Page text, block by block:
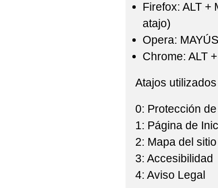
Firefox: ALT +
atajo)
Opera:
Chrome: ALT
Atajos
0: Protección
1: Página de
2: Mapa del sitio
3: Accesibilidad
4: Aviso Legal